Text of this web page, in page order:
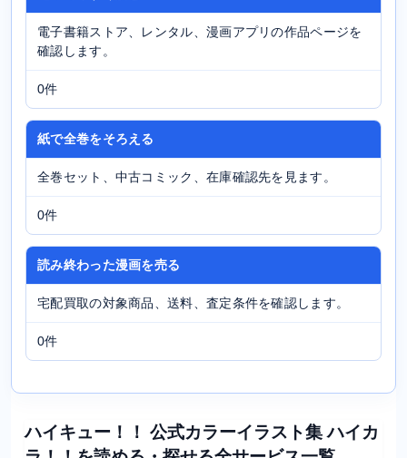
電子書籍ストア、レンタル、漫画アプリの作品ページを
確認します。
0件
紙で全巻をそろえる
全巻セット、中古コミック、在庫確認先を見ます。
0件
読み終わった漫画を売る
宅配買取の対象商品、送料、査定条件を確認します。
0件
ハイキュー！！ 公式カラーイラスト集 ハイカ